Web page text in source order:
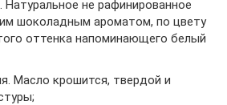
Натуральное не рафинированное
шоколадным ароматом, по цвету
оттенка напоминающего белый
Масло крошится, твердой и